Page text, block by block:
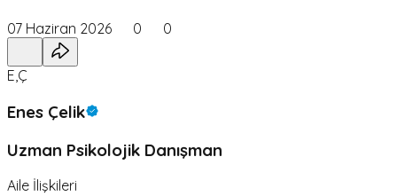
07 Haziran 2026 0 0
E,Ç
Enes Çelik
Uzman Psikolojik Danışman
Aile İlişkileri